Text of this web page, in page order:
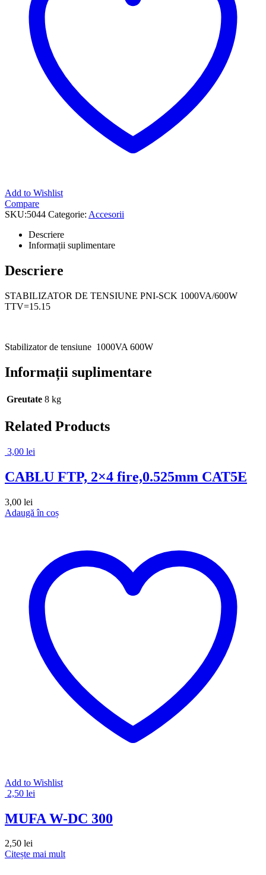
Add to Wishlist
Compare
SKU:5044 Categorie: Accesorii
Descriere
Informații suplimentare
Descriere
STABILIZATOR DE TENSIUNE PNI-SCK 1000VA/600W
TTV=15.15
Stabilizator de tensiune 1000VA 600W
Informații suplimentare
Greutate 8 kg
Related Products
3,00 lei
CABLU FTP, 2×4 fire,0.525mm CAT5E
3,00 lei
Adaugă în coș
Add to Wishlist
2,50 lei
MUFA W-DC 300
2,50 lei
Citește mai mult